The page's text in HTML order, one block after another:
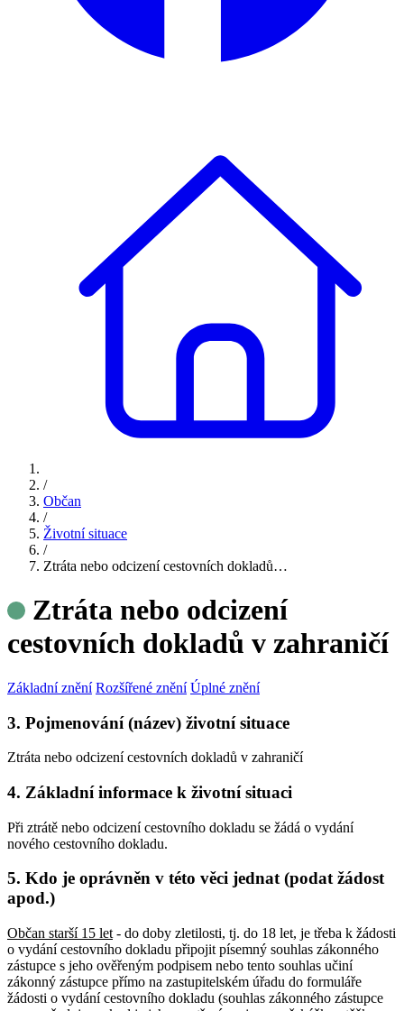
/
Občan
/
Životní situace
/
Ztráta nebo odcizení cestovních dokladů…
Ztráta nebo odcizení
cestovních dokladů v zahraničí
Základní znění Rozšířené znění Úplné znění
3. Pojmenování (název) životní situace
Ztráta nebo odcizení cestovních dokladů v zahraničí
4. Základní informace k životní situaci
Při ztrátě nebo odcizení cestovního dokladu se žádá o vydání
nového cestovního dokladu.
5. Kdo je oprávněn v této věci jednat (podat žádost
apod.)
Občan starší 15 let - do doby zletilosti, tj. do 18 let, je třeba k žádosti
o vydání cestovního dokladu připojit písemný souhlas zákonného
zástupce s jeho ověřeným podpisem nebo tento souhlas učiní
zákonný zástupce přímo na zastupitelském úřadu do formuláře
žádosti o vydání cestovního dokladu (souhlas zákonného zástupce